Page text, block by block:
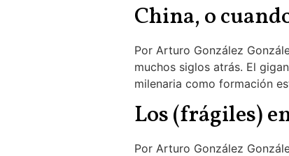
China, o
Por Arturo González
muchos siglos atrás. El
milenaria como formación
Los (frágiles)
Por Arturo González